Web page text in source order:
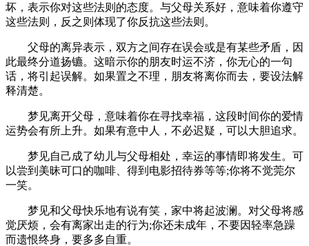
坏，表示你对这些法则的态度。与父母关系好，意味着你遵守
这些法则，反之则体现了你反抗这些法则。
父母的离异表示，双方之间存在误会或是有某些矛盾，因
此最终分道扬镳。这暗示你的朋友时运不济，你无心的一句
话，将引起误解。如果置之不理，朋友将离你而去，要设法解
释清楚。
梦见离开父母，意味着你在寻找幸福，这段时间你的爱情
运势会有所上升。如果有意中人，不必迟疑，可以大胆追求。
梦见自己成了幼儿与父母相处，幸运的事情即将发生。可
以尝到美昧可口的咖啡、得到电影招待券等等;你将不觉莞尔
一笑。
梦见和父母快乐地有说有笑，家中将起波澜。对父母将感
觉厌烦，会有离家出走的行为;你还未成年，不要因轻率急躁
而遗恨终身，要多多自重。